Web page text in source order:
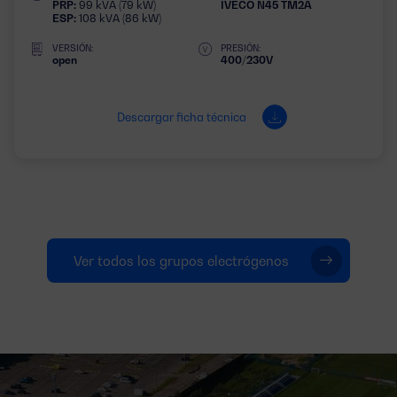
PRP: 99 kVA (79 kW)
ESP: 108 kVA (86 kW)
IVECO N45 TM2A
VERSIÓN:
open
PRESIÓN:
400/230V
Descargar ficha técnica
Ver todos los grupos electrógenos